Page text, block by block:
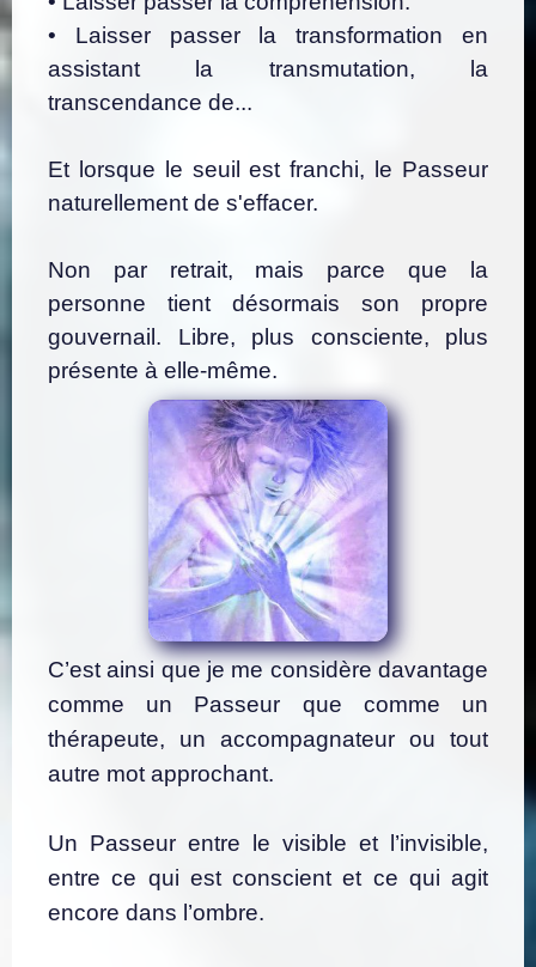
• Laisser passer la transformation en
assistant la transmutation, la
transcendance de...
Et lorsque le seuil est franchi, le Passeur
naturellement de s'effacer.
Non par retrait, mais parce que la
personne tient désormais son propre
gouvernail. Libre, plus consciente, plus
présente à elle-même.
C’est ainsi que je me considère davantage
comme un Passeur que comme un
thérapeute, un accompagnateur ou tout
autre mot approchant.
Un Passeur entre le visible et l’invisible,
entre ce qui est conscient et ce qui agit
encore dans l’ombre.